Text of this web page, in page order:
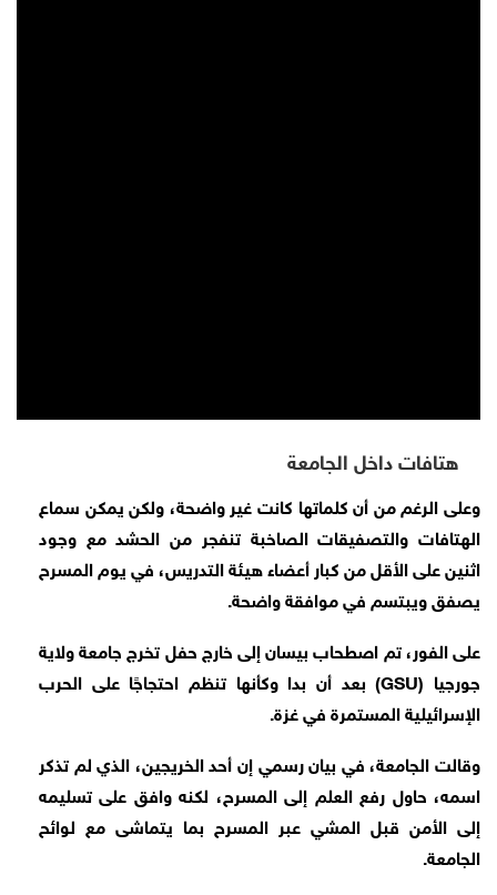
هتافات داخل الجامعة
وعلى الرغم من أن كلماتها كانت غير واضحة، ولكن يمكن سماع
الهتافات والتصفيقات الصاخبة تنفجر من الحشد مع وجود
اثنين على الأقل من كبار أعضاء هيئة التدريس، في يوم المسرح
يصفق ويبتسم في موافقة واضحة.
على الفور، تم اصطحاب بيسان إلى خارج حفل تخرج جامعة ولاية
جورجيا (GSU) بعد أن بدا وكأنها تنظم احتجاجًا على الحرب
الإسرائيلية المستمرة في غزة.
وقالت الجامعة، في بيان رسمي إن أحد الخريجين، الذي لم تذكر
اسمه، حاول رفع العلم إلى المسرح، لكنه وافق على تسليمه
إلى الأمن قبل المشي عبر المسرح بما يتماشى مع لوائح
الجامعة.